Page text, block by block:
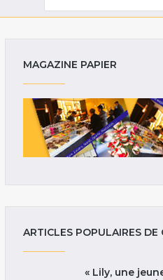
MAGAZINE PAPIER
ARTICLES POPULAIRES DE
« Lily, une